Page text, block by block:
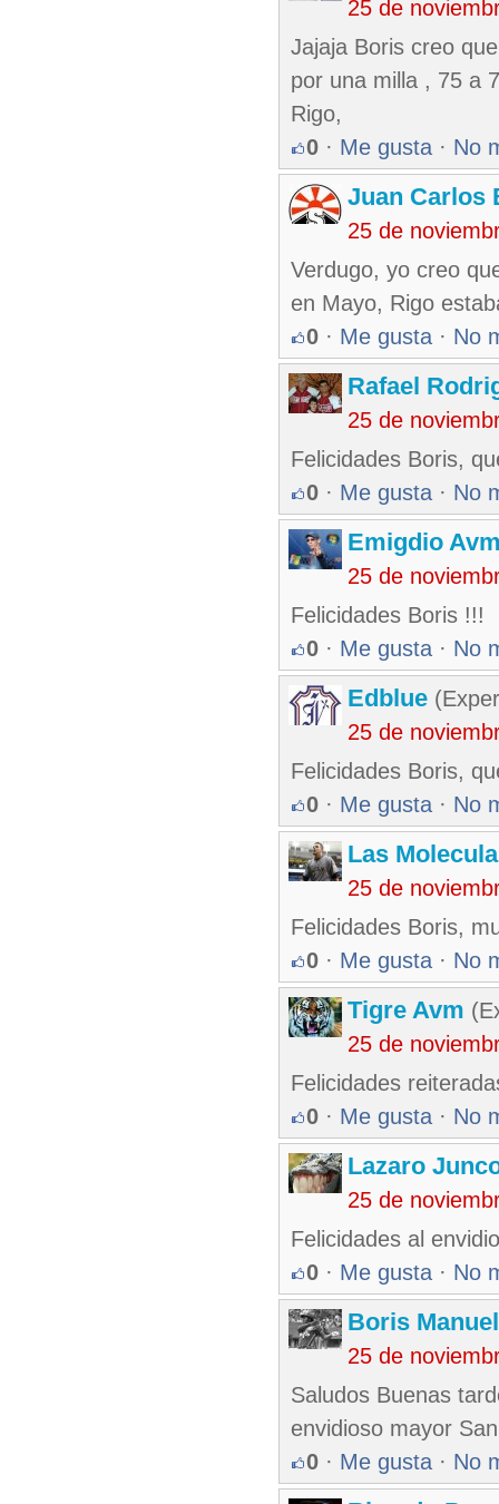
25 de
Jajaja Boris creo
por una milla , 75 a
Rigo,
0 · Me gusta · No
Juan Carlos
25 de
Verdugo, yo creo
en Mayo, Rigo
0 · Me gusta · No
Rafael
25 de
Felicidades Boris,
0 · Me gusta · No
Emigdio
25 de
Felicidades Boris !!!
0 · Me gusta · No
Edblue
25 de
Felicidades Boris,
0 · Me gusta · No
Las
25 de
Felicidades Boris,
0 · Me gusta · No
Tigre Avm
25 de
Felicidades
0 · Me gusta · No
Lazaro
25 de
Felicidades al
0 · Me gusta · No
Boris
25 de
Saludos Buenas
envidioso mayor
0 · Me gusta · No